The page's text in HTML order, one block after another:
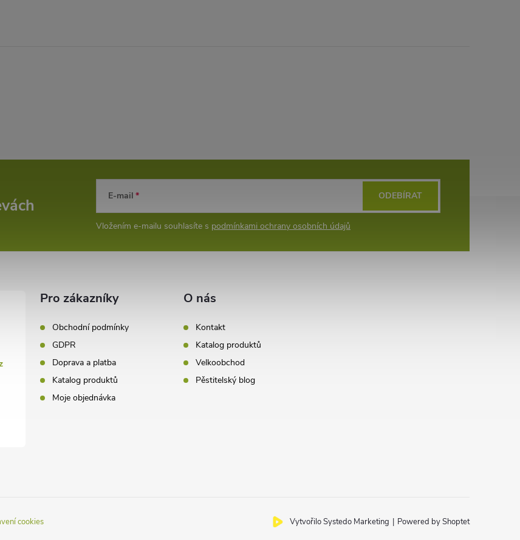
E-mail
Vložením e-mailu souhlasíte s podmínkami ochrany osobních údajů
ODEBÍRAT
Pro zákazníky
Obchodní podmínky
GDPR
Doprava a platba
Katalog produktů
Moje objednávka
O nás
Kontakt
Katalog produktů
Velkoobchod
Pěstitelský blog
Vytvořilo Systedo Marketing | Powered by Shoptet
cookies